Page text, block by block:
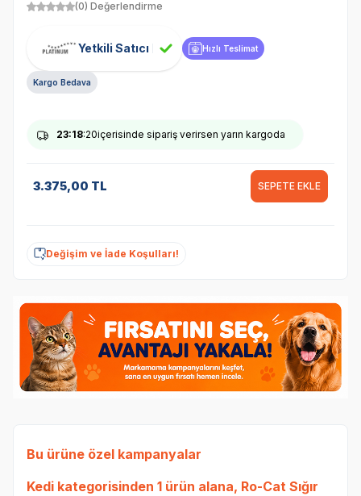
(0) Değerlendirme
Yetkili Satıcı Hızlı Teslimat
Kargo Bedava
23:18:20içerisinde sipariş verirsen yarın kargoda
3.375,00 TL SEPETE EKLE
Değişim ve İade Koşulları!
Bu ürüne özel kampanyalar
Kedi kategorisinden 1 ürün alana, Ro-Cat Sığır